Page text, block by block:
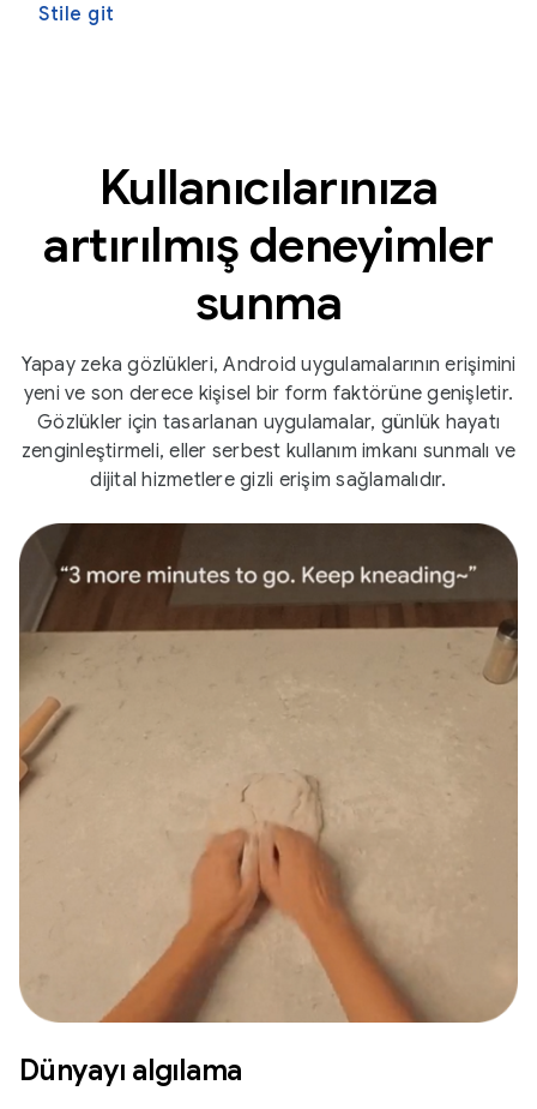
Stile git
Kullanıcılarınıza
artırılmış deneyimler
sunma
Yapay zeka gözlükleri, Android uygulamalarının erişimini
yeni ve son derece kişisel bir form faktörüne genişletir.
Gözlükler için tasarlanan uygulamalar, günlük hayatı
zenginleştirmeli, eller serbest kullanım imkanı sunmalı ve
dijital hizmetlere gizli erişim sağlamalıdır.
Dünyayı algılama